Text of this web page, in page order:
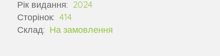
Рік видання: 2024
Сторінок: 414
Склад: На замовлення